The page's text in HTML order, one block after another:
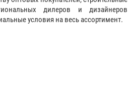
дилеров и дизайнеров
условия на весь ассортимент.